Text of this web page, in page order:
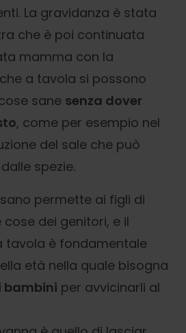
La gravidanza è stata
che è poi continuata
mamma con la
a tavola si possono
sane senza dover
, come per esempio nel
del sale che può
spezie.
permette ai figli di
dei genitori, e il
tavola è fondamentale
età nella quale bisogna
bambini per avvicinarli al